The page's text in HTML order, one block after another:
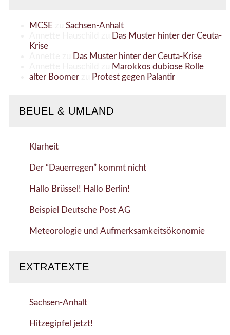
MCSE
Sachsen-Anhalt
Das Muster hinter der Ceuta-
Krise
Das Muster hinter der Ceuta-Krise
Marokkos dubiose Rolle
alter Boomerzu Protest gegen Palantir
BEUEL & UMLAND
Klarheit
Der “Dauerregen” kommt nicht
Hallo Brüssel! Hallo Berlin!
Beispiel Deutsche Post AG
Meteorologie und Aufmerksamkeitsökonomie
EXTRATEXTE
Sachsen-Anhalt
Hitzegipfel jetzt!